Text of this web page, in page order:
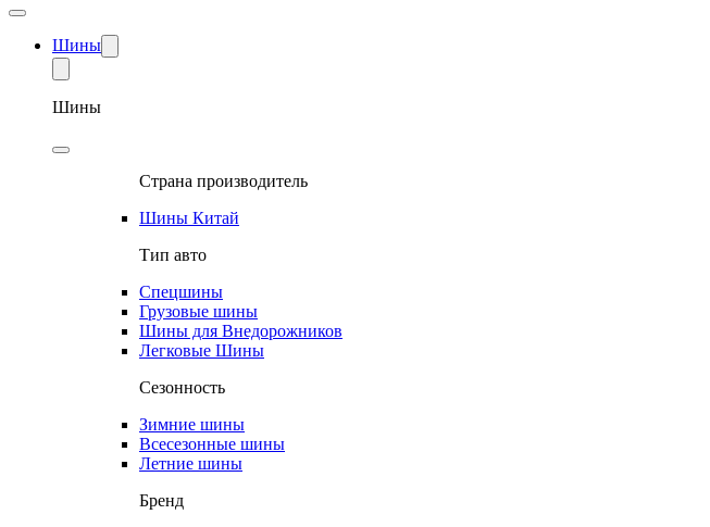
Шины
Шины
Страна производитель
Шины Китай
Тип авто
Спецшины
Грузовые шины
Шины для Внедорожников
Легковые Шины
Сезонность
Зимние шины
Всесезонные шины
Летние шины
Бренд